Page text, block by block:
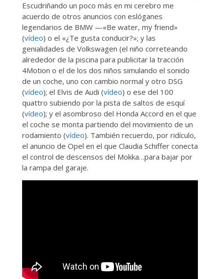
Escudriñando un poco más en mi cerebro me
acuerdo de otros anuncios con eslóganes
legendarios de BMW —«Be water, my friend»
(vídeo) o el «¿Te gusta conducir?»; y las
genialidades de Volkswagen (el niño correteando
alrededor de la piscina para publicitar la tracción
4Motion o el de los dos niños simulando el sonido
de un coche, uno con cambio normal y otro DSG
(vídeo); el Elvis de Audi (vídeo) o ese del 100
quattro subiendo por la pista de saltos de esquí
(vídeo); y el asombroso del Honda Accord en el que
el coche se monta partiendo del movimiento de un
rodamiento (vídeo). También recuerdo, por ridículo,
el anuncio de Opel en el que Claudia Schiffer conecta
el control de descensos del Mokka…para bajar por
la rampa del garaje.